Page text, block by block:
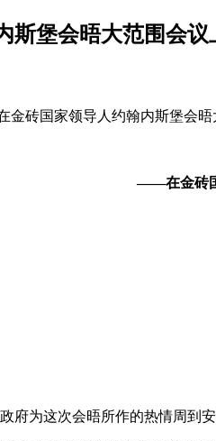
堡会晤大范围会议
金砖国家领导人约翰内斯堡会
——在金砖国
为这次会晤所作的热情周到安